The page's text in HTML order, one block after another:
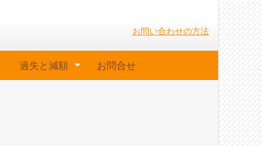
お問い合わせの方法
過失と減額 お問合せ